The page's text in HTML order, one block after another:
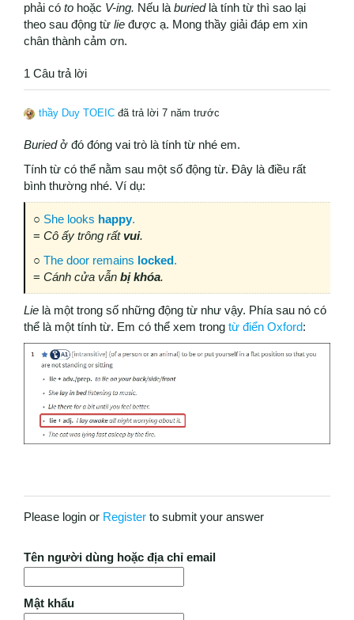
phải có to hoặc V-ing. Nếu là buriedlà tính từ thì sao lại
theo sau động từ lie được ạ. Mong thầy giải đáp em xin
chân thành cảm ơn.
1 Câu trả lời
thầy Duy TOEIC đã trả lời 7 năm trước
Buriedở đó đóng vai trò là tính từ nhé em.
Tính từ có thể nằm sau một số động từ. Đây là điều rất
bình thường nhé. Ví dụ:
○ She looks happy.
= Cô ấy trông rấtvui.
○ The door remains locked.
= Cánh cửa vẫn bị khóa.
Lie là một trong số những động từ như vậy. Phía sau nó có
thể là một tính từ. Em có thể xem trong từ điển Oxford:
Please login or Register to submit your answer
Tên người dùng hoặc địa chỉ email
Mật khẩu